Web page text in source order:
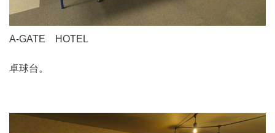
A-GATE HOTEL
卓球台。